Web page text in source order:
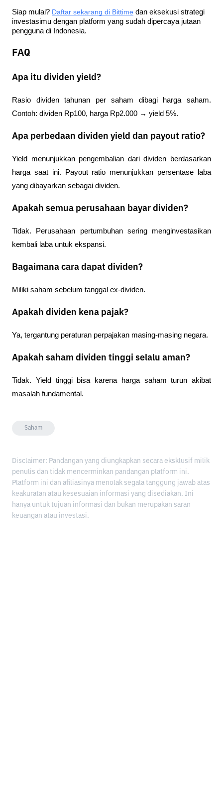
Siap mulai? Daftar sekarang di Bittime dan eksekusi strategi
investasimu dengan platform yang sudah dipercaya jutaan
pengguna di Indonesia.
FAQ
Apa itu dividen yield?
Rasio dividen tahunan per saham dibagi harga saham.
Contoh: dividen Rp100, harga Rp2.000 → yield 5%.
Apa perbedaan dividen yield dan payout ratio?
Yield menunjukkan pengembalian dari dividen berdasarkan
harga saat ini. Payout ratio menunjukkan persentase laba
yang dibayarkan sebagai dividen.
Apakah semua perusahaan bayar dividen?
Tidak. Perusahaan pertumbuhan sering menginvestasikan
kembali laba untuk ekspansi.
Bagaimana cara dapat dividen?
Miliki saham sebelum tanggal ex-dividen.
Apakah dividen kena pajak?
Ya, tergantung peraturan perpajakan masing-masing negara.
Apakah saham dividen tinggi selalu aman?
Tidak. Yield tinggi bisa karena harga saham turun akibat
masalah fundamental.
Saham
Disclaimer: Pandangan yang diungkapkan secara eksklusif milik
penulis dan tidak mencerminkan pandangan platform ini.
Platform ini dan afiliasinya menolak segala tanggung jawab atas
keakuratan atau kesesuaian informasi yang disediakan. Ini
hanya untuk tujuan informasi dan bukan merupakan saran
keuangan atau investasi.